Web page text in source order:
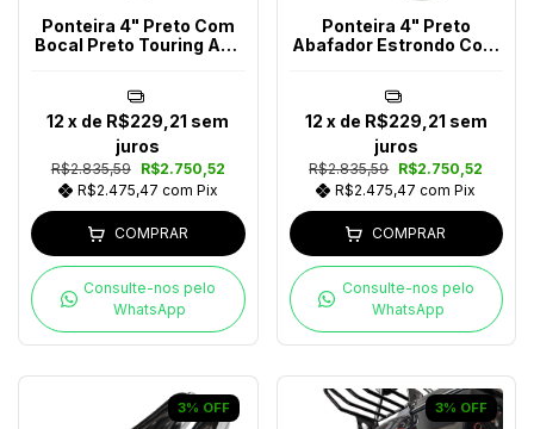
Ponteira 4" Preto Com
Bocal Preto Touring Ano
R$2.835,59
R$2.750,52
R$2.475,47 com Pix
12 x de R$229,21 sem
juros
COMPRAR
Consulte-nos pelo
WhatsApp
Ponteira 4" Preto
Abafador Estrondo Com
R$2.835,59 R$2.750,52
R$2.475,47com Pix
12 x de R$229,21 sem
juros
COMPRAR
Consulte-nos pelo
WhatsApp
3% OFF 3% OFF